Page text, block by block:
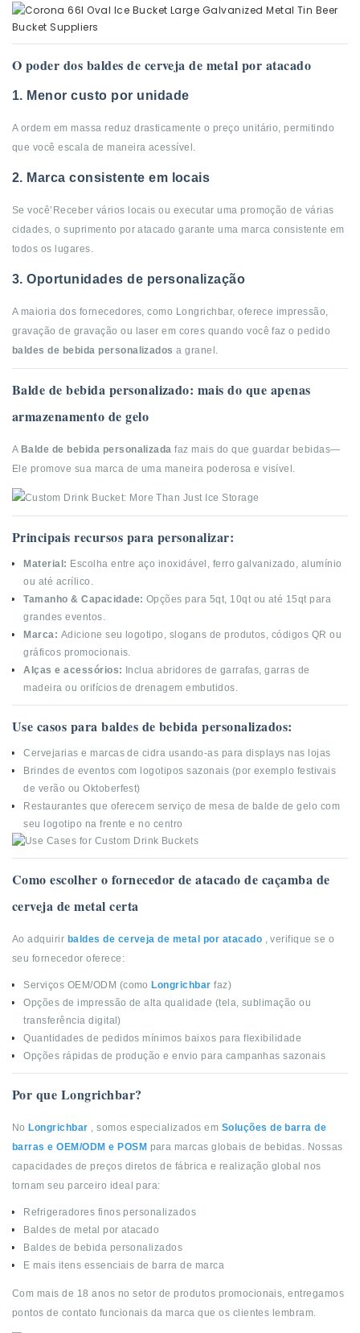
O poder dos baldes de cerveja de metal por atacado
1. Menor custo por unidade
A ordem em massa reduz drasticamente o preço unitário, permitindo
que você escala de maneira acessível.
2. Marca consistente em locais
Se você’Receber vários locais ou executar uma promoção de várias
cidades, o suprimento por atacado garante uma marca consistente em
todos os lugares.
3. Oportunidades de personalização
A maioria dos fornecedores, como Longrichbar, oferece impressão,
gravação de gravação ou laser em cores quando você faz o pedido
baldes de bebida personalizadosa granel.
Balde de bebida personalizado: mais do que apenas
armazenamento de gelo
A Balde de bebida personalizadafaz mais do que guardar bebidas—
Ele promove sua marca de uma maneira poderosa e visível.
Principais recursos para personalizar:
Material: Escolha entre aço inoxidável, ferro galvanizado, alumínio
ou até acrílico.
Tamanho & Capacidade: Opções para 5qt, 10qt ou até 15qt para
grandes eventos.
Marca: Adicione seu logotipo, slogans de produtos, códigos QR ou
gráficos promocionais.
Alças e acessórios: Inclua abridores de garrafas, garras de
madeira ou orifícios de drenagem embutidos.
Use casos para baldes de bebida personalizados:
Cervejarias e marcas de cidra usando-as para displays nas lojas
Brindes de eventos com logotipos sazonais (por exemplo festivais
de verão ou Oktoberfest)
Restaurantes que oferecem serviço de mesa de balde de gelo com
seu logotipo na frente e no centro
Como escolher o fornecedor de atacado de caçamba de
cerveja de metal certa
Ao adquirir baldes de cerveja de metal por atacado , verifique se o
seu fornecedor oferece:
Serviços OEM/ODM (como Longrichbarfaz)
Opções de impressão de alta qualidade (tela, sublimação ou
transferência digital)
Quantidades de pedidos mínimos baixos para flexibilidade
Opções rápidas de produção e envio para campanhas sazonais
Por que Longrichbar?
No Longrichbar , somos especializados em Soluções de barra de
barras e OEM/ODM e POSM para marcas globais de bebidas. Nossas
capacidades de preços diretos de fábrica e realização global nos
tornam seu parceiro ideal para:
Refrigeradores finos personalizados
Baldes de metal por atacado
Baldes de bebida personalizados
E mais itens essenciais de barra de marca
Com mais de 18 anos no setor de produtos promocionais, entregamos
pontos de contato funcionais da marca que os clientes lembram.